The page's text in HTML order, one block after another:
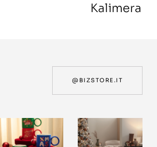
Kalimera
@BIZSTORE.IT